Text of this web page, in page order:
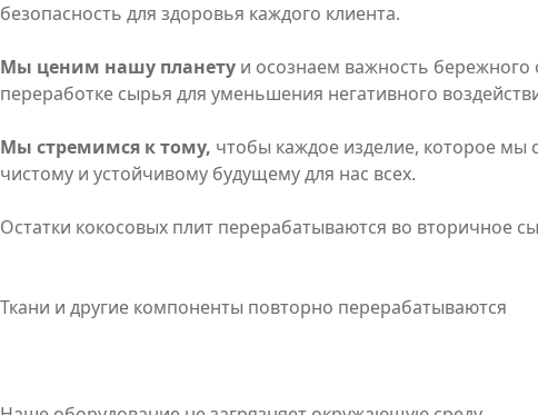
безопасность для здоровья каждого клиента.
Мы ценим нашу планету и осознаем важность
переработке сырья для уменьшения негативного
Мы стремимся к тому, чтобы каждое изделие, которое мы
чистому и устойчивому будущему для нас всех.
Остатки кокосовых плит перерабатываются во вторичное
Ткани и другие компоненты повторно перерабатываются